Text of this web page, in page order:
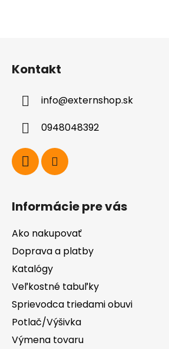
Kontakt
info@externshop.sk
0948048392
Informácie pre vás
Ako nakupovať
Doprava a platby
Katalógy
Veľkostné tabuľky
Sprievodca triedami obuvi
Potlač/Výšivka
Výmena tovaru